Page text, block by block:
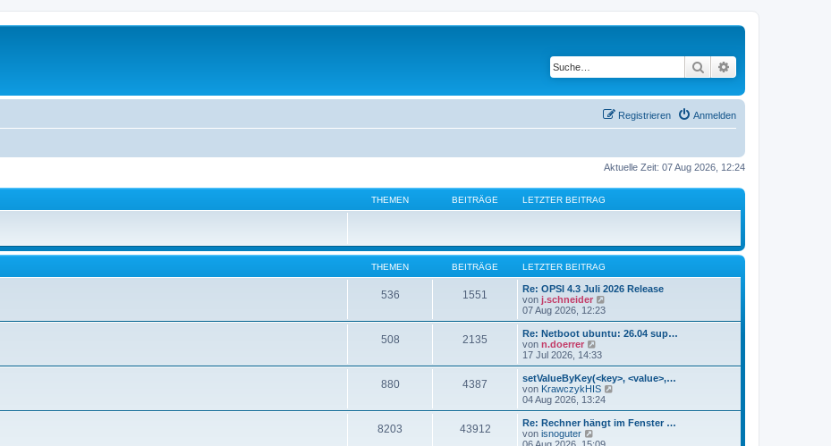
Suche
Anmelden
Registrieren
Aktuelle Zeit: 07 Aug 2026, 12:24
THEMEN BEITRÄGE LETZTER BEITRAG
THEMEN BEITRÄGE LETZTER BEITRAG
536 1551
Re: OPSI 4.3 Juli 2026 Release
von j.schneider
u
e
B
e
r
07 Aug 2026, 12:23
508 2135
Re: Netboot ubuntu: 26.04 sup…
von n.doerrer
e
u
e
s
t
B
e
17 Jul 2026, 14:33
880 4387
setValueByKey(<key>, <value>,…
von KrawczykHIS
u
e
04 Aug 2026, 13:24
8203 43912
Re: Rechner hängt im Fenster …
von isnoguter
e